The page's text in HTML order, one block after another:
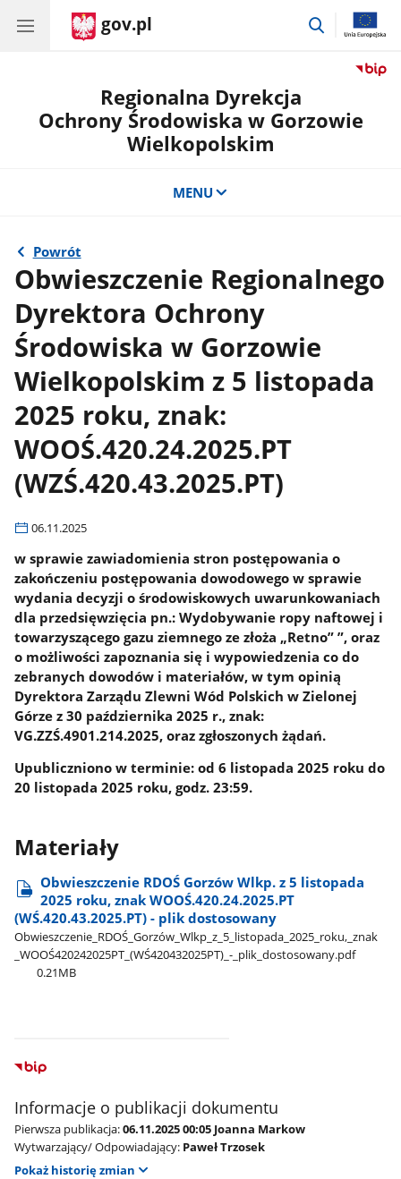
gov.pl
przejdź
Regionalna Dyrekcja
Ochrony Środowiska w Gorzowie
Wielkopolskim
MENU
Powrót
Obwieszczenie Regionalnego
Dyrektora Ochrony
Środowiska w Gorzowie
Wielkopolskim z 5 listopada
2025 roku, znak:
WOOŚ.420.24.2025.PT
(WZŚ.420.43.2025.PT)
06.11.2025
w sprawie zawiadomienia stron postępowania o
zakończeniu postępowania dowodowego w sprawie
wydania decyzji o środowiskowych uwarunkowaniach
dla przedsięwzięcia pn.: Wydobywanie ropy naftowej i
towarzyszącego gazu ziemnego ze złoża „Retno” ”, oraz
o możliwości zapoznania się i wypowiedzenia co do
zebranych dowodów i materiałów, w tym opinią
Dyrektora Zarządu Zlewni Wód Polskich w Zielonej
Górze z 30 października 2025 r., znak:
VG.ZZŚ.4901.214.2025, oraz zgłoszonych żądań.
Upubliczniono w terminie: od 6 listopada 2025 roku do
20 listopada 2025 roku, godz. 23:59.
Materiały
Obwieszczenie RDOŚ Gorzów Wlkp. z 5 listopada
2025 roku, znak WOOŚ.420.24.2025.PT
(WŚ.420.43.2025.PT) - plik dostosowany
Obwieszczenie​_RDOŚ​_Gorzów​_Wlkp​_z​_5​_listopada​_2025​_roku,​_znak​
_WOOŚ420242025PT​_(WŚ420432025PT)​_-​_plik​_dostosowany.pdf
0.21MB
Informacje o publikacji dokumentu
Pierwsza publikacja:06.11.2025 00:05 Joanna Markow
Wytwarzający/ Odpowiadający: Paweł Trzosek
Pokaż historię zmian